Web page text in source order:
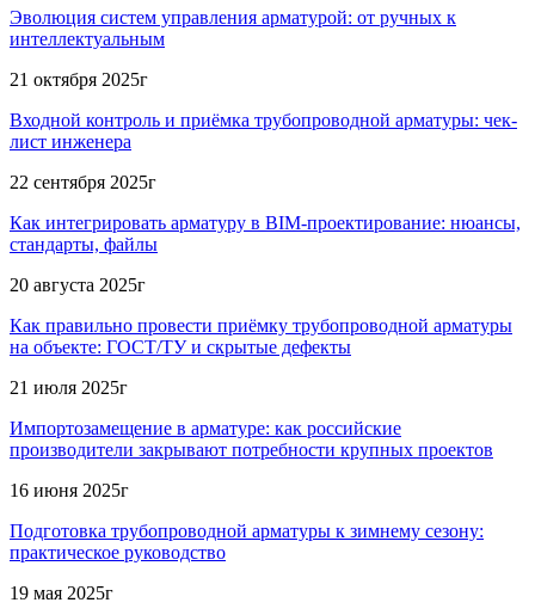
Эволюция систем управления арматурой: от ручных к
интеллектуальным
21 октября 2025г
Входной контроль и приёмка трубопроводной арматуры: чек-
лист инженера
22 сентября 2025г
Как интегрировать арматуру в BIM-проектирование: нюансы,
стандарты, файлы
20 августа 2025г
Как правильно провести приёмку трубопроводной арматуры
на объекте: ГОСТ/ТУ и скрытые дефекты
21 июля 2025г
Импортозамещение в арматуре: как российские
производители закрывают потребности крупных проектов
16 июня 2025г
Подготовка трубопроводной арматуры к зимнему сезону:
практическое руководство
19 мая 2025г